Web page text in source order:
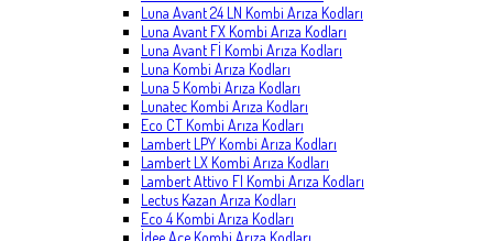
Luna Avant 24 LN Kombi Arıza Kodları
Luna Avant FX Kombi Arıza Kodları
Luna Avant Fİ Kombi Arıza Kodları
Luna Kombi Arıza Kodları
Luna 5 Kombi Arıza Kodları
Lunatec Kombi Arıza Kodları
Eco CT Kombi Arıza Kodları
Lambert LPY Kombi Arıza Kodları
Lambert LX Kombi Arıza Kodları
Lambert Attivo FI Kombi Arıza Kodları
Lectus Kazan Arıza Kodları
Eco 4 Kombi Arıza Kodları